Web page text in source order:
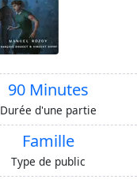
90 Minutes
Durée d'une partie
Famille
Type de public